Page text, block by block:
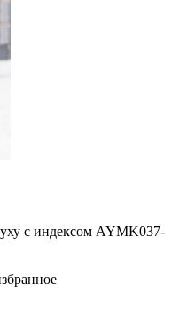
с индексом AYMK037-